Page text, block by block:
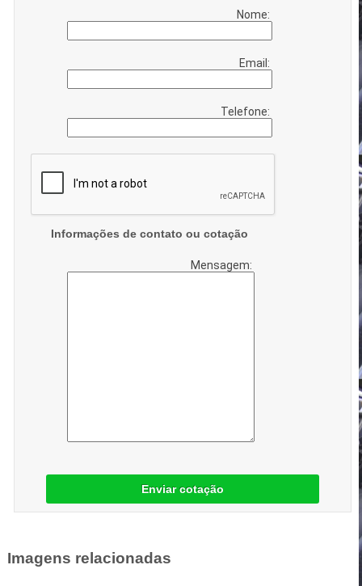
Nome:
Email:
Telefone:
Informações de contato ou cotação
Mensagem:
Enviar cotação
Imagens relacionadas